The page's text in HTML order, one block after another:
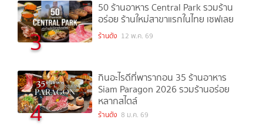
3
50 ร้านอาหาร Central Park รวมร้าน
อร่อย ร้านใหม่สาขาแรกในไทย เซฟเลย
ร้านดัง 12 พ.ค. 69
4
กินอะไรดีที่พารากอน 35 ร้านอาหาร
Siam Paragon 2026 รวมร้านอร่อย
หลากสไตล์
ร้านดัง 8 ม.ค. 69